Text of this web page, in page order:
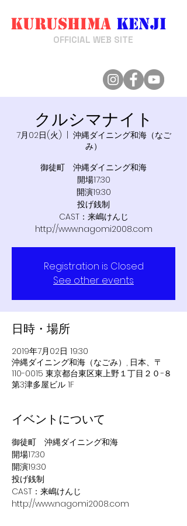
OFFICIAL WEB SITE
Kurushima Kenji
クルシマナイト
7月02日(火)
沖縄ダイニング和海（なご
み）
御徒町 沖縄ダイニング和海
開場17:30
開演19:30
投げ銭制
CAST：来嶋けんじ
Registration is Closed
See other events
日時・場所
2019年7月02日 19:30
沖縄ダイニング和海（なごみ）, 日本、〒
110-0015 東京都台東区東上野１丁目２０−８
第3津多屋ビル 1F
イベントについて
御徒町　沖縄ダイニング和海
開場17:30
開演19:30
投げ銭制
CAST：来嶋けんじ
http://www.nagomi2008.com